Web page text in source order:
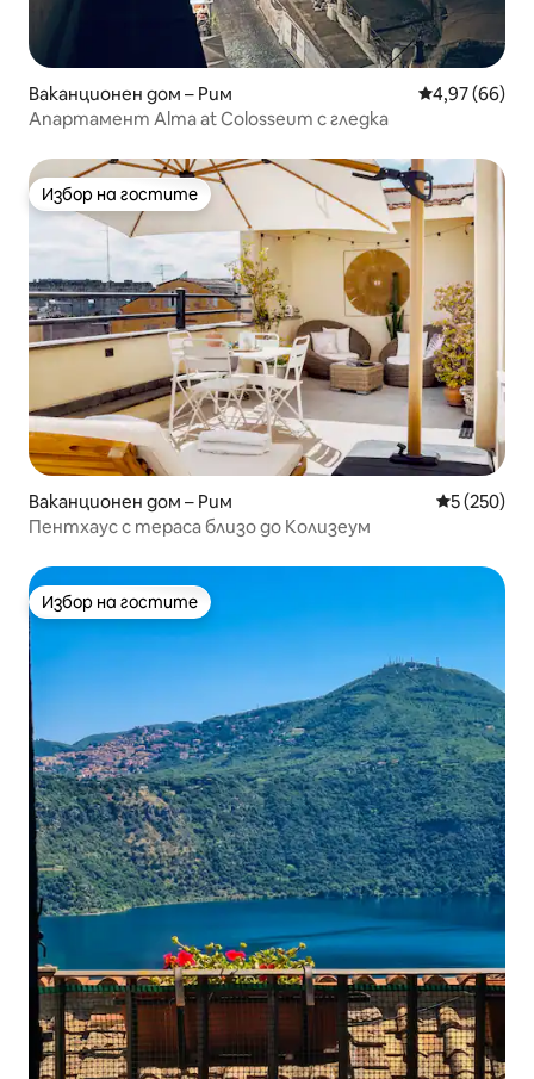
Ваканционен дом – Рим Средна
4,97 (66)
Апартамент Alma at Colosseum с гледка
Избор на гостите
Избор на гостите
Ваканционен дом – Рим Средна
5 (250)
Пентхаус с тераса близо до Колизеум
Избор на гостите
Избор на гостите